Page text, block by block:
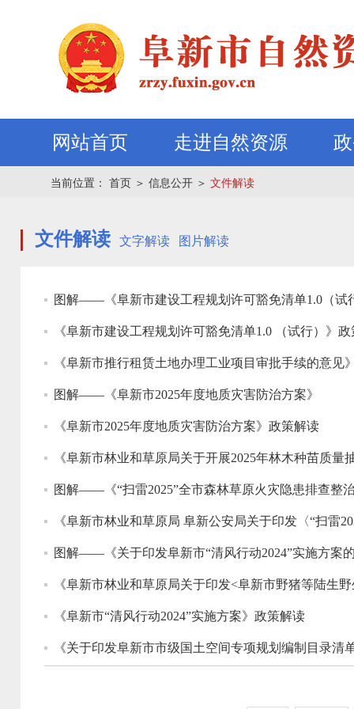
网站首页 走进自然资源
当前位置： 首页 ＞ 信息公开 ＞ 文件解读
文件解读 文字解读 图片解读
图解——《阜新市建设工程规划许可豁免清单1.0（试
《阜新市建设工程规划许可豁免清单1.0 （试行）》
《阜新市推行租赁土地办理工业项目审批手续的意
图解——《阜新市2025年度地质灾害防治方案》
《阜新市2025年度地质灾害防治方案》政策解读
《阜新市林业和草原局关于开展2025年林木种苗质量
图解——《“扫雷2025”全市森林草原火灾隐患排查整
《阜新市林业和草原局 阜新公安局关于印发〈“扫雷
图解——《关于印发阜新市“清风行动2024”实施方案
《阜新市林业和草原局关于印发<阜新市野猪等陆生
《阜新市“清风行动2024”实施方案》政策解读
《关于印发阜新市市级国土空间专项规划编制目录清